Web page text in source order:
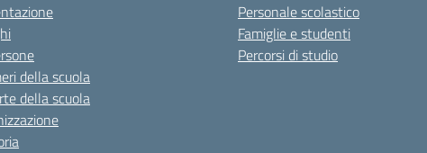
della scuola
della scuola
Personale scolastico
Famiglie e studenti
Percorsi di studio